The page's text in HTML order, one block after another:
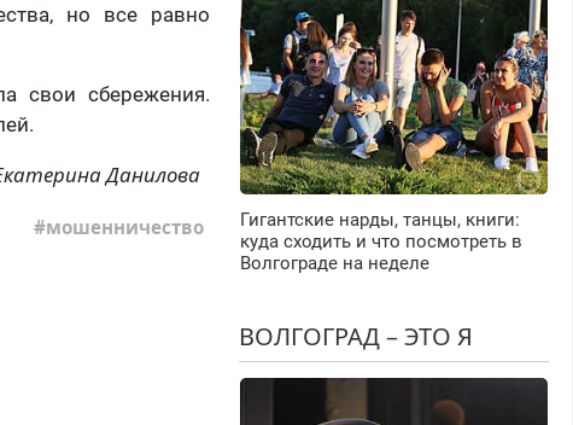
но все равно
свои сбережения.
Данилова
мошенничество
Гигантские нарды, танцы, книги:
куда сходить и что посмотреть в
Волгограде на неделе
ВОЛГОГРАД – ЭТО Я